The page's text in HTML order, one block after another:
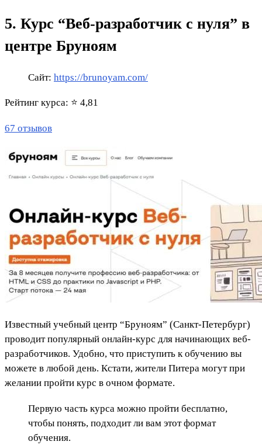
5. Курс “Веб-разработчик с нуля” в
центре Бруноям
Сайт: https://brunoyam.com/
Рейтинг курса: ⭐ 4,81
67 отзывов
Известный учебный центр “Бруноям” (Санкт-Петербург)
проводит популярный онлайн-курс для начинающих веб-
разработчиков. Удобно, что приступить к обучению вы
можете в любой день. Кстати, жители Питера могут при
желании пройти курс в очном формате.
Первую часть курса можно пройти бесплатно,
чтобы понять, подходит ли вам этот формат
обучения.